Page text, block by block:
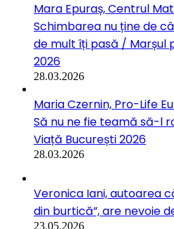
Mara Epuraș, Centrul
Schimbarea nu ține de
de mult îți pasă / Marșul
2026
28.03.2026
Maria Czernin, Pro-Life
Să nu ne fie teamă să-l
Viață București 2026
28.03.2026
Veronica Iani, autoarea
din burtică”, are nevoie
23.05.2026